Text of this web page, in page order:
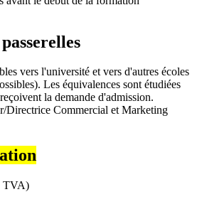
vers l'université et vers d'autres écoles
Les équivalences sont étudiées
la demande d'admission.
Directrice Commercial et Marketing
TVA)